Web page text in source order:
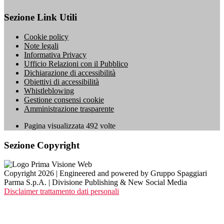
Sezione Link Utili
Cookie policy
Note legali
Informativa Privacy
Ufficio Relazioni con il Pubblico
Dichiarazione di accessibilità
Obiettivi di accessibilità
Whistleblowing
Gestione consensi cookie
Amministrazione trasparente
Pagina visualizzata 492 volte
Sezione Copyright
Copyright 2026 | Engineered and powered by Gruppo Spaggiari
Parma S.p.A. | Divisione Publishing & New Social Media
Disclaimer trattamento dati personali